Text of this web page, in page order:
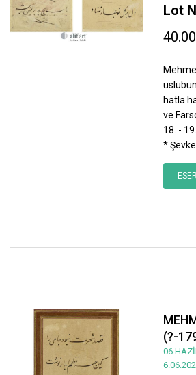
Lot
hatla
ve
18. -
*
(?-
06